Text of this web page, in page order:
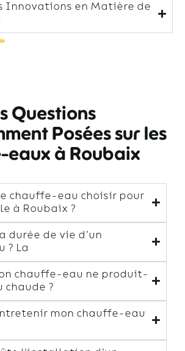
Innovations en Matière de
Questions
Posées sur les
à Roubaix
chauffe-eau choisir pour
à Roubaix ?
durée de vie d’un
? La
chauffe-eau ne produit-
chaude ?
mon chauffe-eau